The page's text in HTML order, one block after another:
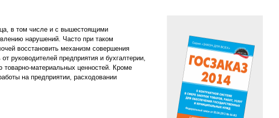
в том числе и с вышестоящими
нарушений. Часто при таком
восстановить механизм совершения
руководителей предприятия и бухгалтерии,
материальных ценностей. Кроме
на предприятии, расходовании